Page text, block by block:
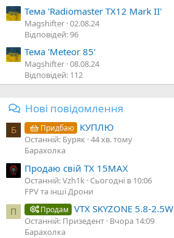
Тема 'Radiomaster TX12 Mark II'
Magshifter 02.08.24
Відповідей: 96
Тема 'Meteor 85'
Magshifter 08.08.24
Відповідей: 112
Нові повідомлення
Б Придбаю КУПЛЮ
Останній: Буряк 44 хв. тому
Барахолка
Продаю свій TX 15MAX
Останній: Vzh1k Сьогодні в 10:06
FPV та інші Дрони
П Продам VTX SKYZONE 5.8-2.5W
Останній: Призедент Вчора 14:09
Барахолка